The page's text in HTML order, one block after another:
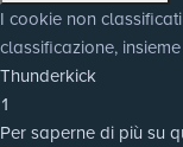
I cookie non
classificazione,
Thunderkick
1
Per saperne di più su